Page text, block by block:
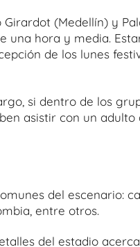
(Medellín) y
hora y media.
de los lunes
si dentro de los
asistir con un
del escenario:
entre otros.
del estadio